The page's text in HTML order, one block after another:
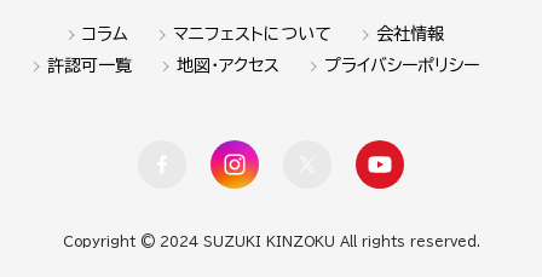
コラム マニフェストについて
会社情報
許認可一覧
地図・アクセス プライバシーポリシー
facebookInstagram
Copyright © 2024 SUZUKI KINZOKU All rights reserved.